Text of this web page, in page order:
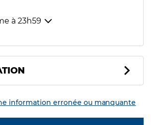
à 23h59
information erronée ou manquante